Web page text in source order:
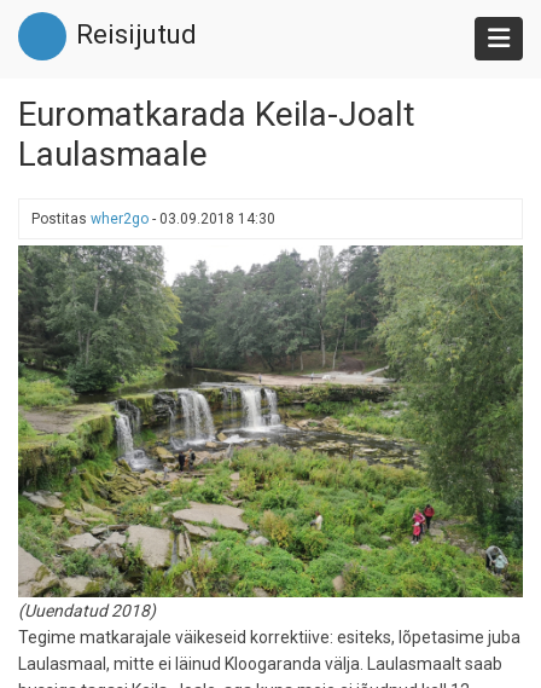
Liigu
edasi
põhisisu
Reisijutud
Euromatkarada Keila-Joalt
Laulasmaale
Postitas wher2go - 03.09.2018 14:30
(Uuendatud 2018)
Tegime matkarajale väikeseid korrektiive: esiteks, lõpetasime juba
Laulasmaal, mitte ei läinud Kloogaranda välja. Laulasmaalt saab